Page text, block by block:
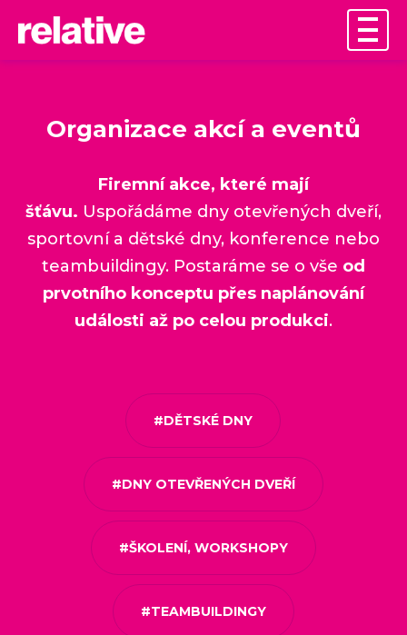
Organizace akcí a eventů
Firemní akce, které mají
šťávu. Uspořádáme dny otevřených dveří,
sportovní a dětské dny, konference nebo
teambuildingy. Postaráme se o vše od
prvotního konceptu přes naplánování
události až po celou produkci.
#DĚTSKÉ DNY
#DNY OTEVŘENÝCH DVEŘÍ
#ŠKOLENÍ, WORKSHOPY
#TEAMBUILDINGY